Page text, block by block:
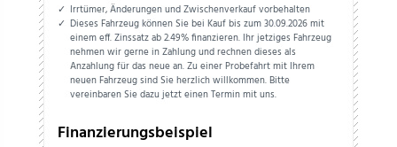
Irrtümer, Änderungen und Zwischenverkauf vorbehalten
Dieses Fahrzeug können Sie bei Kauf bis zum 30.09.2026 mit
einem eff. Zinssatz ab 2.49% finanzieren. Ihr jetziges Fahrzeug
nehmen wir gerne in Zahlung und rechnen dieses als
Anzahlung für das neue an. Zu einer Probefahrt mit Ihrem
neuen Fahrzeug sind Sie herzlich willkommen. Bitte
vereinbaren Sie dazu jetzt einen Termin mit uns.
Finanzierungsbeispiel